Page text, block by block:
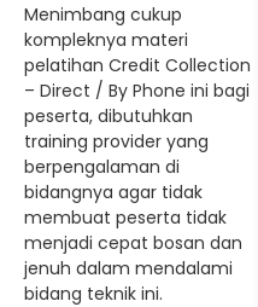
Menimbang cukup
kompleknya materi
pelatihan Credit Collection
– Direct / By Phone ini bagi
peserta, dibutuhkan
training provider yang
berpengalaman di
bidangnya agar tidak
membuat peserta tidak
menjadi cepat bosan dan
jenuh dalam mendalami
bidang teknik ini.